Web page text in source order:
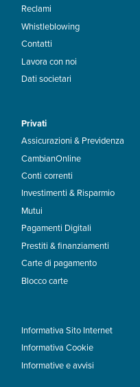
Reclami
Whistleblowing
Contatti
Lavora con noi
Dati societari
Privati
Assicurazioni & Previdenza
CambianOnline
Conti correnti
Investimenti & Risparmio
Mutui
Pagamenti Digitali
Prestiti & finanziamenti
Carte di pagamento
Blocco carte
Informativa Sito Internet
Informativa Cookie
Informative e avvisi